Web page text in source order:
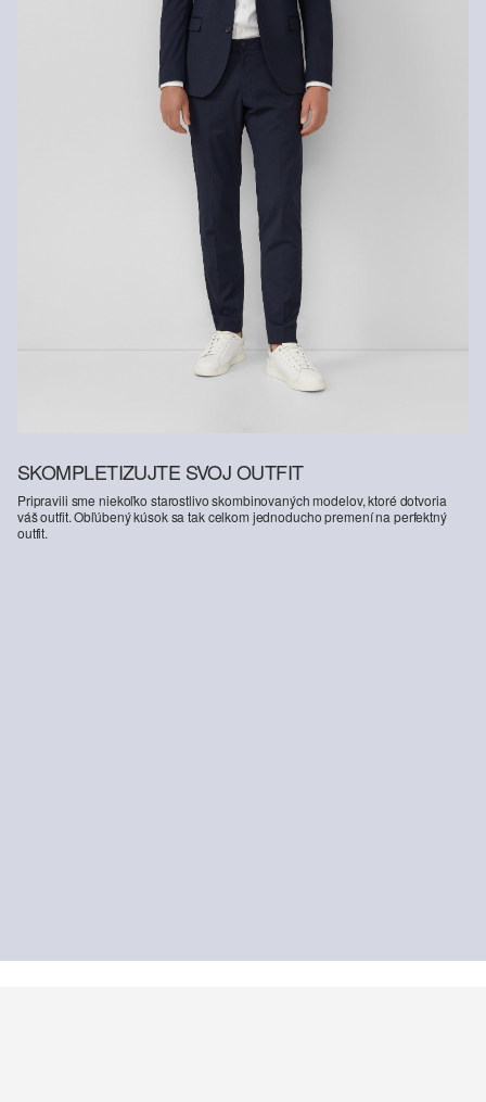
SKOMPLETIZUJTE SVOJ OUTFIT
Pripravili sme niekoľko starostlivo skombinovaných modelov, ktoré dotvoria
váš outfit. Obľúbený kúsok sa tak celkom jednoducho premení na perfektný
outfit.